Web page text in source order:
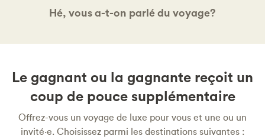
Hé, vous a-t-on parlé du voyage?
Le gagnant ou la gagnante reçoit un
coup de pouce supplémentaire
Offrez-vous un voyage de luxe pour vous et une ou un
invité·e. Choisissez parmi les destinations suivantes :